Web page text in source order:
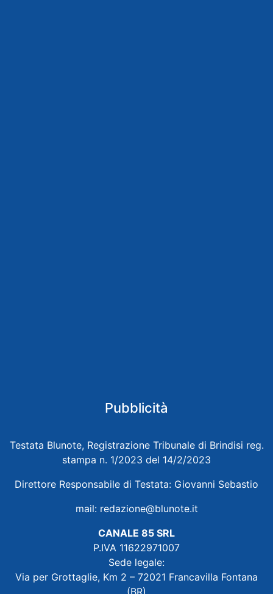
Pubblicità
Testata Blunote, Registrazione Tribunale di Brindisi reg.
stampa n. 1/2023 del 14/2/2023
Direttore Responsabile di Testata: Giovanni Sebastio
mail: redazione@blunote.it
CANALE 85 SRL
P.IVA 11622971007
Sede legale:
Via per Grottaglie, Km 2 – 72021 Francavilla Fontana